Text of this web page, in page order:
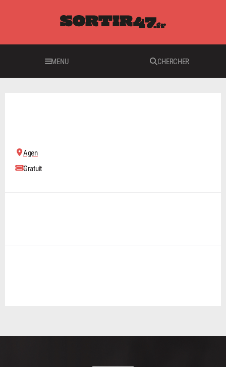
MENU CHERCHER
Agen
Gratuit